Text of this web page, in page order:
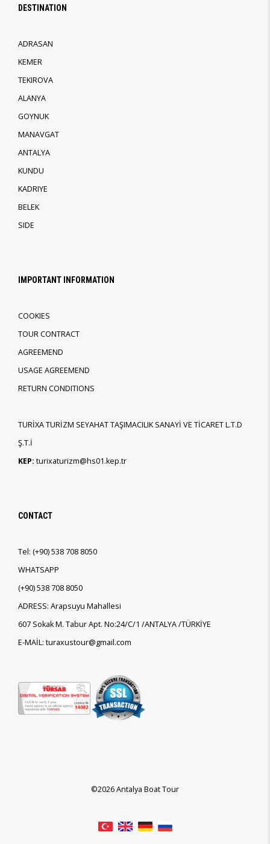
DESTINATION
ADRASAN
KEMER
TEKIROVA
ALANYA
GOYNUK
MANAVGAT
ANTALYA
KUNDU
KADRIYE
BELEK
SIDE
IMPORTANT INFORMATION
COOKIES
TOUR CONTRACT
AGREEMEND
USAGE AGREEMEND
RETURN CONDITIONS
TURİXA TURİZM SEYAHAT TAŞIMACILIK SANAYİ VE TİCARET L.T.D
Ş.T.İ
KEP: turixaturizm@hs01.kep.tr
CONTACT
Tel: (+90)538 708 8050
WHATSAPP
(+90)538 708 8050
ADRESS: Arapsuyu Mahallesi
607 Sokak M. Tabur Apt. No:24/C/1 /ANTALYA /TÜRKİYE
E-MAİL: turaxustour@gmail.com
©2026 Antalya Boat Tour